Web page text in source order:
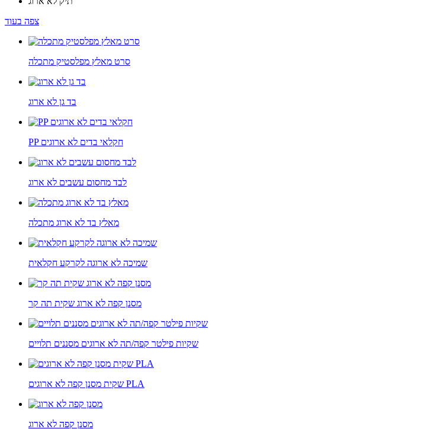
צפה בעוד
סרט מאלץ מפלסטיק מתכלה
בד גן לא ארוג
PP חקלאי בדים לא ארוגים
לבד מחסום עשבים לא ארוג
מאלץ בד לא ארוג מתכלה
שמיכה לא ארוגה לקרקע חקלאית
מסנן קפה לא ארוג שקית תה קר
שקיות פילטר קפה/תה לא ארוגים מסננים תלויים
שקית מסנן קפה לא ארוגים PLA
מסנן קפה לא ארוג